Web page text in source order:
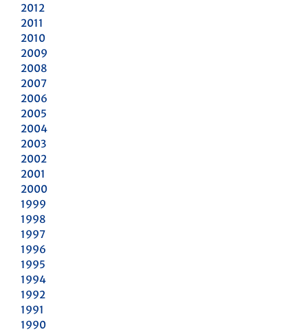
2012
2011
2010
2009
2008
2007
2006
2005
2004
2003
2002
2001
2000
1999
1998
1997
1996
1995
1994
1992
1991
1990